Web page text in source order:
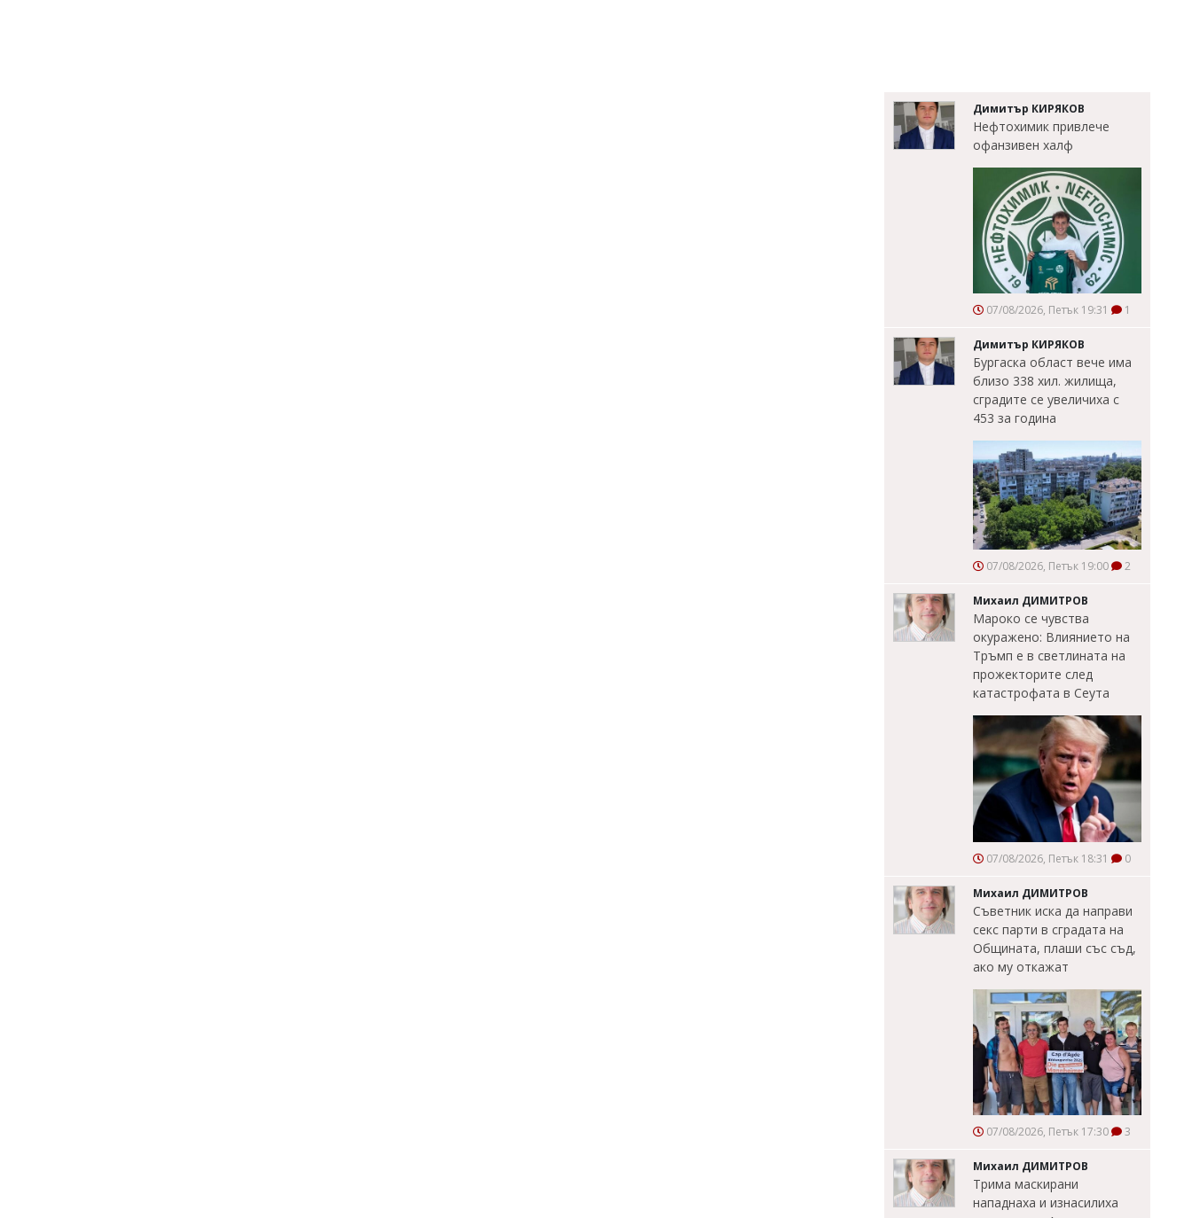
Димитър КИРЯКОВ
Нефтохимик привлече
офанзивен халф
07/08/2026, Петък 19:31 1
Димитър КИРЯКОВ
Бургаска област вече има
близо 338 хил. жилища,
сградите се увеличиха с
453 за година
07/08/2026, Петък 19:00 2
Михаил ДИМИТРОВ
Мароко се чувства
окуражено: Влиянието на
Тръмп е в светлината на
прожекторите след
катастрофата в Сеута
07/08/2026, Петък 18:31 0
Михаил ДИМИТРОВ
Съветник иска да направи
секс парти в сградата на
Общината, плаши със съд,
ако му откажат
07/08/2026, Петък 17:30 3
Михаил ДИМИТРОВ
Трима маскирани
нападнаха и изнасилиха